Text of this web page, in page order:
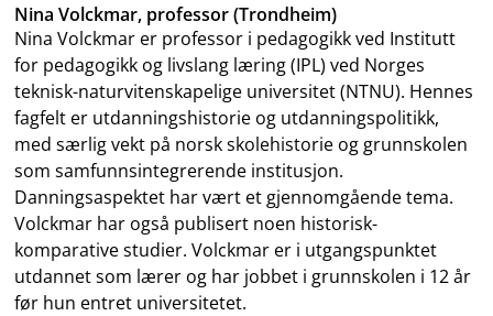
Nina Volckmar, professor (Trondheim)
Nina Volckmar er professor i pedagogikk ved Institutt
for pedagogikk og livslang læring (IPL) ved Norges
teknisk-naturvitenskapelige universitet (NTNU). Hennes
fagfelt er utdanningshistorie og utdanningspolitikk,
med særlig vekt på norsk skolehistorie og grunnskolen
som samfunnsintegrerende institusjon.
Danningsaspektet har vært et gjennomgående tema.
Volckmar har også publisert noen historisk-
komparative studier. Volckmar er i utgangspunktet
utdannet som lærer og har jobbet i grunnskolen i 12 år
før hun entret universitetet.